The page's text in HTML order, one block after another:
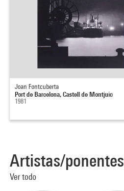
Joan Fontcuberta
Port de Barcelona, Castell de Montjuic
1981
Artistas/ponentes
Ver todo